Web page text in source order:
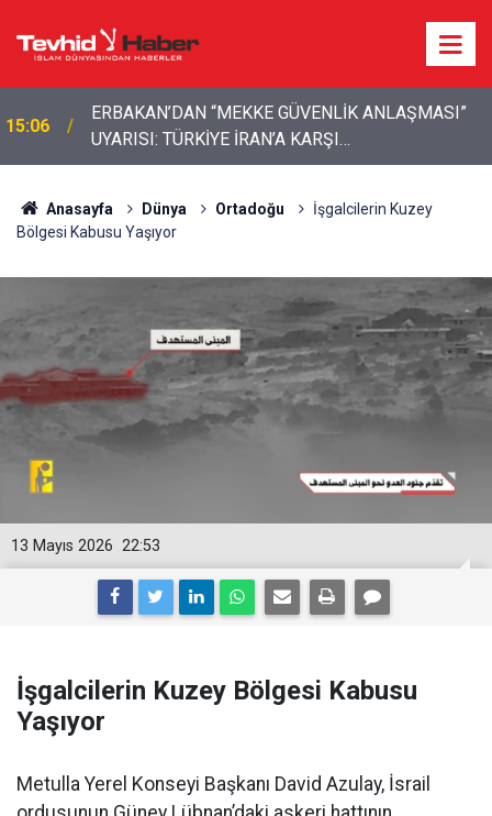
ERBAKAN’DAN “MEKKE GÜVENLİK ANLAŞMASI”
UYARISI: TÜRKİYE İRAN’A KARŞI
KONUMLANDIRILMAMALI
14:57
Pezeşkiyan ile Mücteba Hamaney'den önemli
görüşme!
Anasayfa Dünya Ortadoğu
İşgalcilerin Kuzey
Bölgesi Kabusu Yaşıyor
22:53
13 Mayıs 2026
İşgalcilerin Kuzey Bölgesi Kabusu
Yaşıyor
Metulla Yerel Konseyi Başkanı David Azulay, İsrail